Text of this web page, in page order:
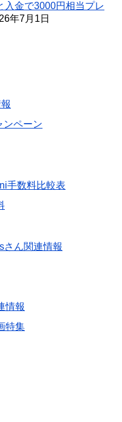
入金で3000円相当プレ
年7月1日
ンペーン
手数料比較表
さん関連情報
情報
特集